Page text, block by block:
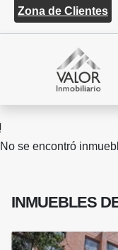
Zona de Clientes
No se encontró
INMUEBLES